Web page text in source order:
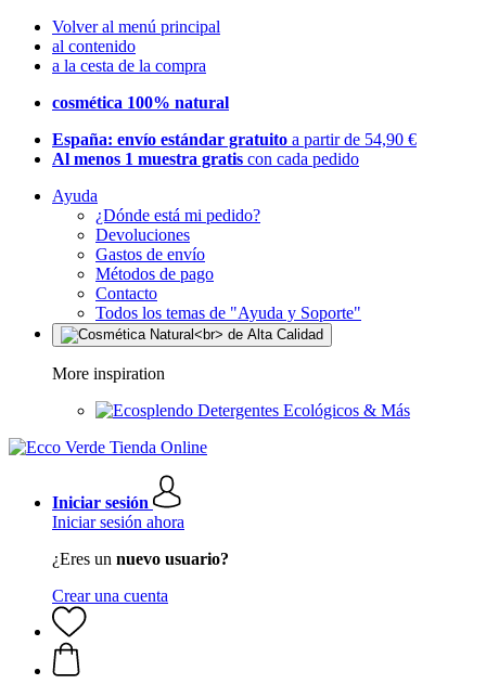
Volver al menú principal
al contenido
a la cesta de la compra
cosmética 100% natural
España: envío estándar gratuito a partir de 54,90 €
Al menos 1 muestra gratis con cada pedido
Ayuda
¿Dónde está mi pedido?
Devoluciones
Gastos de envío
Métodos de pago
Contacto
Todos los temas de "Ayuda y Soporte"
More inspiration
Detergentes Ecológicos & Más
Iniciar sesión
Iniciar sesión ahora
¿Eres un nuevo usuario?
Crear una cuenta